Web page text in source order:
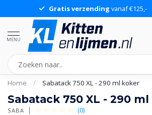
Gratis verzending vanaf €125,-
MENU
Home / Sabatack 750 XL - 290 ml koker
Sabatack 750 XL - 290
SABA (0)